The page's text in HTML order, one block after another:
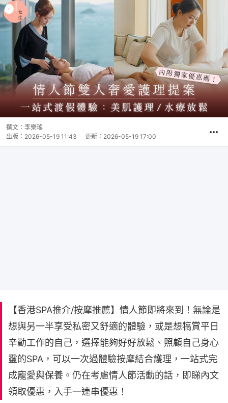
撰文： 李樂瑤
出版： 2026-05-19 11:43 更新： 2026-05-19 17:00
【香港SPA推介/按摩推薦】情人節即將來到！無論是
想與另一半享受私密又舒適的體驗，或是想犒賞平日
辛勤工作的自己，選擇能夠好好放鬆、照顧自己身心
靈的SPA，可以一次過體驗按摩結合護理，一站式完
成寵愛與保養。仍在考慮情人節活動的話，即睇內文
領取優惠，入手一連串優惠！